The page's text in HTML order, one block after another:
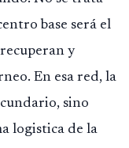
base será el
y
En esa red, la
sino
logistica de la